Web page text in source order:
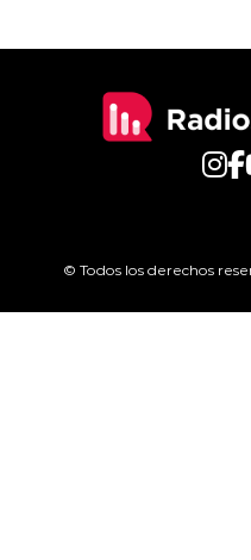
© Todos los derechos